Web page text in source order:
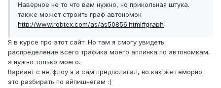
Наверное не то что вам нужно, но прикольная штука.
также может строить граф автономок
http://www.robtex.com/as/as50856.html#graph
Я в курсе про этот сайт. Но там я смогу увидеть
распределение всего трафика моего аплинка по автономкам,
а нужно только моего.
Вариант с нетфлоу я и сам предполагал, но как же геморно
это разбирать по айпишнегам :(